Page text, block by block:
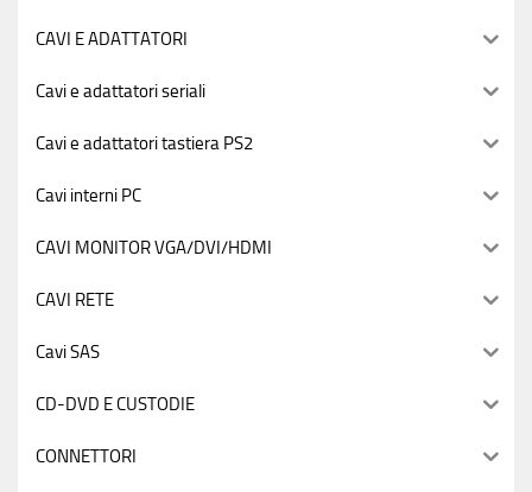
CAVI E ADATTATORI
Cavi e adattatori seriali
Cavi e adattatori tastiera PS2
Cavi interni PC
CAVI MONITOR VGA/DVI/HDMI
CAVI RETE
Cavi SAS
CD-DVD E CUSTODIE
CONNETTORI